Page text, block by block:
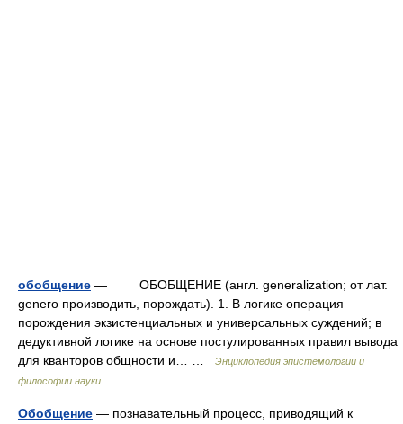
обобщение — ОБОБЩЕНИЕ (англ. generalization; от лат.
genero производить, порождать). 1. В логике операция
порождения экзистенциальных и универсальных суждений; в
дедуктивной логике на основе постулированных правил вывода
для кванторов общности и… …
Энциклопедия эпистемологии и
философии науки
Обобщение — познавательный процесс, приводящий к